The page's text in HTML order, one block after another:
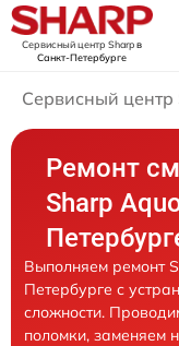
Сервисный центр Sharpв
Санкт-Петербурге
Сервисный центр
Ремонт
Sharp
Выполняем ремонт
Петербурге с
сложности.
поломки, заменяем